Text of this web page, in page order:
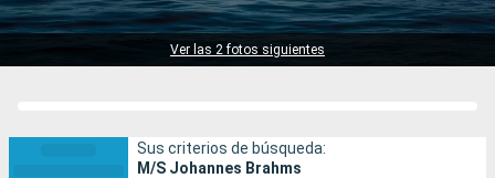
Ver las 2 fotos siguientes
Sus criterios de búsqueda:
M/S Johannes Brahms